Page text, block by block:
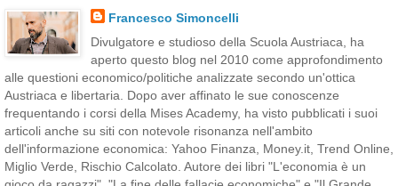
Francesco Simoncelli
Divulgatore e studioso della Scuola Austriaca, ha
aperto questo blog nel 2010 come approfondimento
alle questioni economico/politiche analizzate secondo un'ottica
Austriaca e libertaria. Dopo aver affinato le sue conoscenze
frequentando i corsi della Mises Academy, ha visto pubblicati i suoi
articoli anche su siti con notevole risonanza nell'ambito
dell'informazione economica: Yahoo Finanza, Money.it, Trend Online,
Miglio Verde, Rischio Calcolato. Autore dei libri "L'economia è un